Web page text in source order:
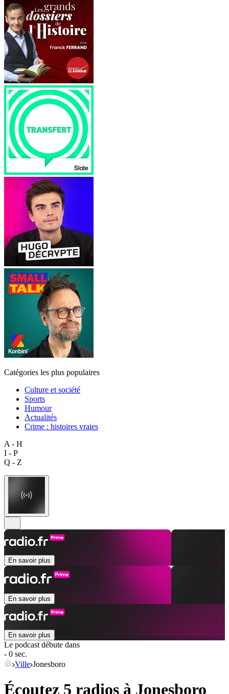
Catégories les plus populaires
Culture et société
Sports
Humour
Actualités
Crime : histoires vraies
A - H
I - P
Q - Z
En savoir plus
En savoir plus
En savoir plus
Le podcast débute dans
- 0 sec.
Ville Jonesboro
Écoutez 5 radios à Jonesboro